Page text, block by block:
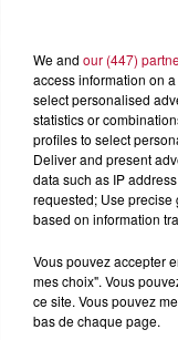
7 août 2026
NOS IDÉES
Comme tous
petite
pas manquer
ayez envie de
We and our (447)
access information on
select personalised
statistics or
profiles to select
Deliver and present
data such as IP
requested; Use precise
based on information
Vous pouvez accepter
mes choix". Vous
ce site. Vous pouvez
bas de chaque page.